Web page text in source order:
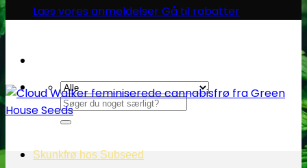
Læs vores anmeldelserGå til rabatter
Søg
efter:
Skunkfrø hos Subseed